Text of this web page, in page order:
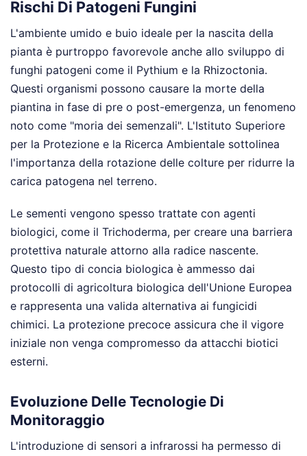
Rischi Di Patogeni Fungini
L'ambiente umido e buio ideale per la nascita della
pianta è purtroppo favorevole anche allo sviluppo di
funghi patogeni come il Pythium e la Rhizoctonia.
Questi organismi possono causare la morte della
piantina in fase di pre o post-emergenza, un fenomeno
noto come "moria dei semenzali". L'Istituto Superiore
per la Protezione e la Ricerca Ambientale sottolinea
l'importanza della rotazione delle colture per ridurre la
carica patogena nel terreno.
Le sementi vengono spesso trattate con agenti
biologici, come il Trichoderma, per creare una barriera
protettiva naturale attorno alla radice nascente.
Questo tipo di concia biologica è ammesso dai
protocolli di agricoltura biologica dell'Unione Europea
e rappresenta una valida alternativa ai fungicidi
chimici. La protezione precoce assicura che il vigore
iniziale non venga compromesso da attacchi biotici
esterni.
Evoluzione Delle Tecnologie Di
Monitoraggio
L'introduzione di sensori a infrarossi ha permesso di